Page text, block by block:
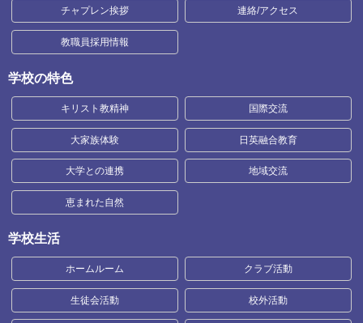
チャプレン挨拶 連絡/アクセス
教職員採用情報
学校の特色
キリスト教精神 国際交流
大家族体験 日英融合教育
大学との連携 地域交流
恵まれた自然
学校生活
ホームルーム クラブ活動
生徒会活動 校外活動